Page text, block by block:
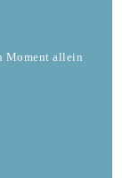
Moment allein